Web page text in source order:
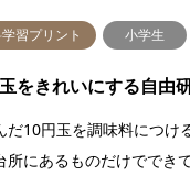
習プリント 小学生
をきれいにする自由
だ10円玉を調味料につけ
所にあるものだけででき